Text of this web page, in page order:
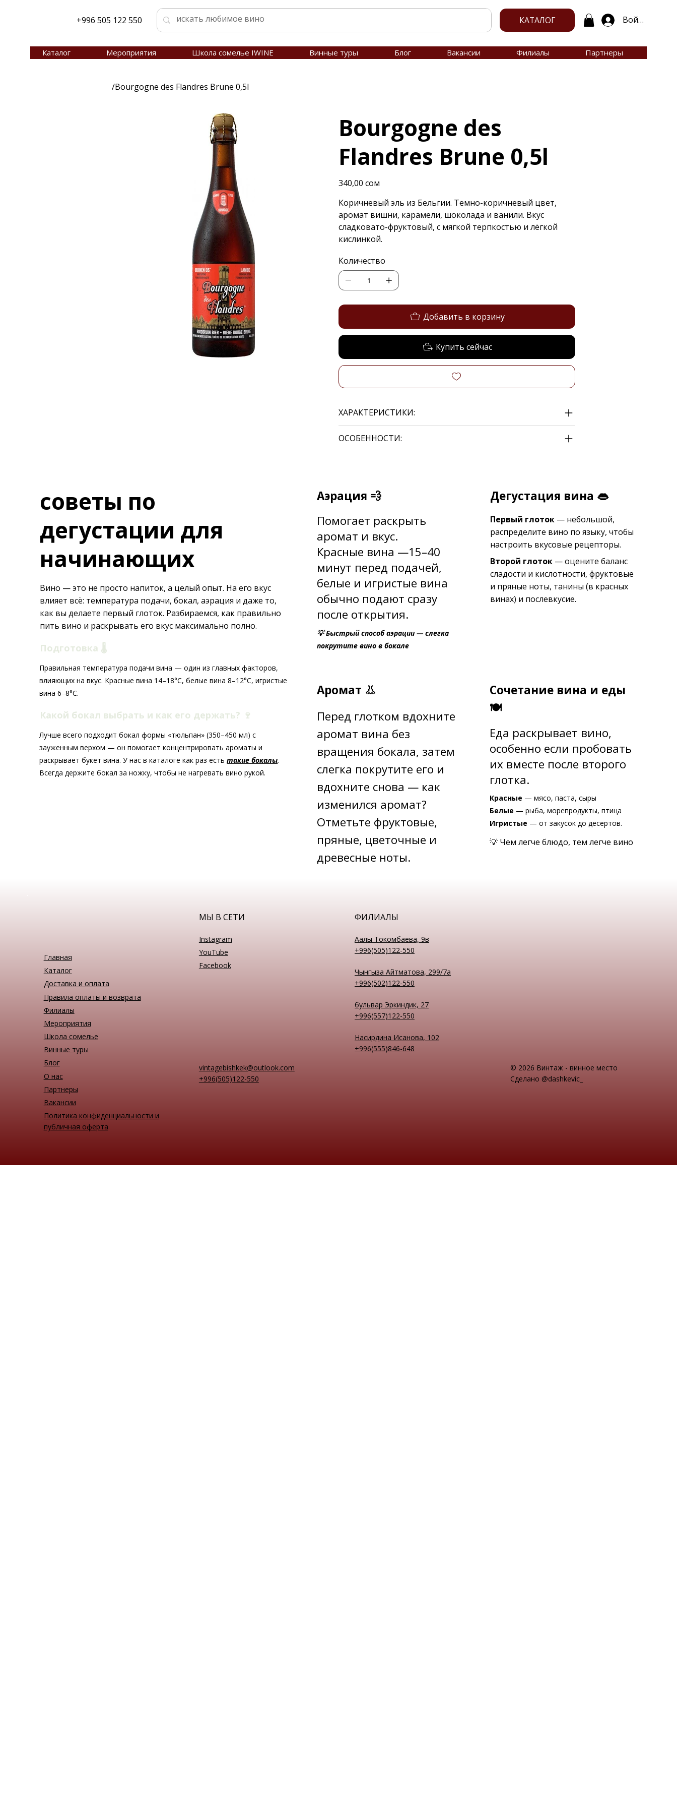
+996 505 122 550 КАТАЛОГ Войти
/Bourgogne des Flandres Brune 0,5l
Bourgogne des
Flandres Brune 0,5l
Цена
340,00 сом
Коричневый эль из Бельгии. Темно-коричневый цвет,
аромат вишни, карамели, шоколада и ванили. Вкус
сладковато-фруктовый, с мягкой терпкостью и лёгкой
кислинкой.
Количество
Добавить в корзину
Купить сейчас
ХАРАКТЕРИСТИКИ:
ОСОБЕННОСТИ:
Каталог Мероприятия Школа сомелье IWINE Винные туры Блог Вакансии Филиалы Партнеры
Аэрация 💨
Помогает раскрыть
аромат и вкус.
Красные вина —15–40
минут перед подачей,
белые и игристые вина
обычно подают сразу
после открытия.
💡 Быстрый способ аэрации — слегка
покрутите вино в бокале
Дегустация вина 👄
Первый глоток— небольшой,
распределите вино по языку, чтобы
настроить вкусовые рецепторы.
Второй глоток— оцените баланс
сладости и кислотности, фруктовые
и пряные ноты, танины (в красных
винах) и послевкусие.
Аромат 👃
Перед глотком вдохните
аромат вина без
вращения бокала, затем
слегка покрутите его и
вдохните снова — как
изменился аромат?
Отметьте фруктовые,
пряные, цветочные и
древесные ноты.
Сочетание вина и еды
🍽
Еда раскрывает вино,
особенно если пробовать
их вместе после второго
глотка.
Красные — мясо, паста, сыры
Белые — рыба, морепродукты, птица
Игристые — от закусок до десертов.
💡 Чем легче блюдо, тем легче вино
советы по
дегустации для
начинающих
Вино — это не просто напиток, а целый опыт. На его вкус
влияет всё: температура подачи, бокал, аэрация и даже то,
как вы делаете первый глоток. Разбираемся, как правильно
пить вино и раскрывать его вкус максимально полно.
Подготовка 🌡️
Правильная температура подачи вина — один из главных факторов,
влияющих на вкус. Красные вина 14–18°C, белые вина 8–12°C, игристые
вина 6–8°C.
Какой бокал выбрать и как его держать? 🍷
Лучше всего подходит бокал формы «тюльпан» (350–450 мл) с
зауженным верхом — он помогает концентрировать ароматы и
раскрывает букет вина. У нас в каталоге как раз естьтакие бокалы.
Всегда держите бокал за ножку, чтобы не нагревать вино рукой.
Главная
Каталог
Доставка и оплата
Правила оплаты и возврата
Филиалы
Мероприятия
Школа сомелье
Винные туры
Блог
О нас
Партнеры
Вакансии
Политика конфиденциальности и
публичная оферта
МЫ В СЕТИ
Instagram
YouTube
Facebook
ФИЛИАЛЫ
Аалы Токомбаева, 9в
+996(505)122-550
Чынгыза Айтматова, 299/7а
+996(502)122-550
бульвар Эркиндик, 27
+996(557)122-550
Насирдина Исанова, 102
+996(555)846-648
vintagebishkek@outlook.com
+996(505)122-550
© 2026 Винтаж - винное место
Сделано @dashkevic_